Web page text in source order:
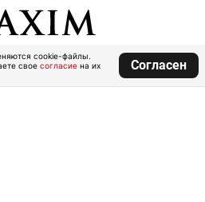
cookie-файлы.
свое согласие на их
Согласен